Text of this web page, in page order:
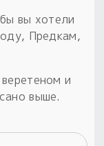
вы хотели
Предкам,
и
выше.